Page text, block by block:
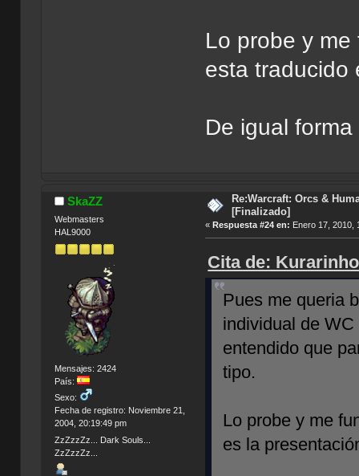
Lo probe y
esta traducido
De igual
SkaZZ
Webmasters
HAL9000
Mensajes: 2424
País:
Sexo:
Fecha de registro: Noviembre 21,
2004, 20:19:49 pm
ZzZzzZz... Dark Souls...
ZzZzzZz...
Re:Warcraft: Orcs &
[Finalizado]
«Respuesta #24 en: Enero 17, 2010,
Cita de:
Pues me queria
individual de
entendido que
tipo.
Lo probe y me
es la